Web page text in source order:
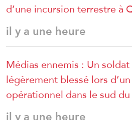
d’une incursion terrestre à
il y a une heure
Médias ennemis : Un
légèrement blessé lors
opérationnel dans le sud